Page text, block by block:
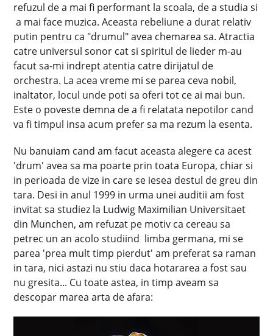
refuzul de a mai fi performant la scoala, de a studia si
a mai face muzica. Aceasta rebeliune a durat relativ
putin pentru ca "drumul" avea chemarea sa. Atractia
catre universul sonor cat si spiritul de lieder m-au
facut sa-mi indrept atentia catre dirijatul de
orchestra. La acea vreme mi se parea ceva nobil,
inaltator, locul unde poti sa oferi tot ce ai mai bun.
Este o poveste demna de a fi relatata nepotilor cand
va fi timpul insa acum prefer sa ma rezum la esenta.
Nu banuiam cand am facut aceasta alegere ca acest
'drum' avea sa ma poarte prin toata Europa, chiar si
in perioada de vize in care se iesea destul de greu din
tara. Desi in anul 1999 in urma unei auditii am fost
invitat sa studiez la Ludwig Maximilian Universitaet
din Munchen, am refuzat pe motiv ca cereau sa
petrec un an acolo studiind limba germana, mi se
parea 'prea mult timp pierdut' am preferat sa raman
in tara, nici astazi nu stiu daca hotararea a fost sau
nu gresita... Cu toate astea, in timp aveam sa
descopar marea arta de afara: